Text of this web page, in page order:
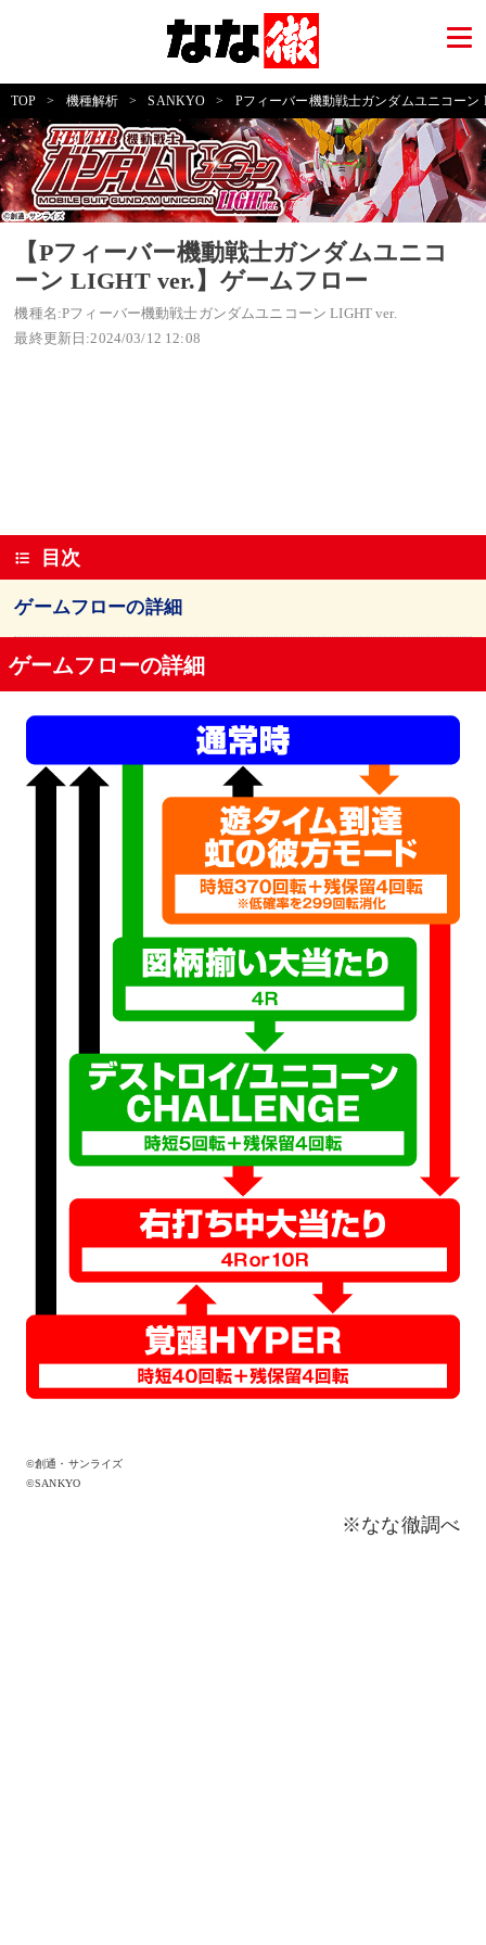
TOP > 機種解析 > SANKYO > Pフィーバー機動戦士ガンダムユニコーン
【Pフィーバー機動戦士ガンダムユニコ
ーン LIGHT ver.】ゲームフロー
機種名:Pフィーバー機動戦士ガンダムユニコーン LIGHT ver.
最終更新日:2024/03/12 12:08
目次
ゲームフローの詳細
ゲームフローの詳細
©創通・サンライズ
©SANKYO
※なな徹調べ